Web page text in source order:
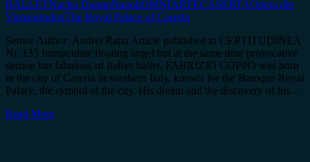
BALLETNacho DuratoNapoliOMNIARTECASERTAOpera din
VienaortodoxThe Royal Palace of Caserta
Senior Author: Andrei Rațiu Article published in CERTITUDINEA
Nr. 133 Immaculate floating angel but at the same time provocative
demon but fabulous of Italian ballet, FABRIZIO COPPO was born
in the city of Caserta in southern Italy, known for the Baroque Royal
Palace, the symbol of the city. His dream and the discovery of his…
Read More